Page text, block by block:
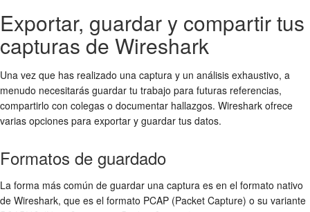
Exportar, guardar y compartir tus
capturas de Wireshark
Una vez que has realizado una captura y un análisis exhaustivo, a
menudo necesitarás guardar tu trabajo para futuras referencias,
compartirlo con colegas o documentar hallazgos. Wireshark ofrece
varias opciones para exportar y guardar tus datos.
Formatos de guardado
La forma más común de guardar una captura es en el formato nativo
de Wireshark, que es el formato PCAP (Packet Capture) o su variante